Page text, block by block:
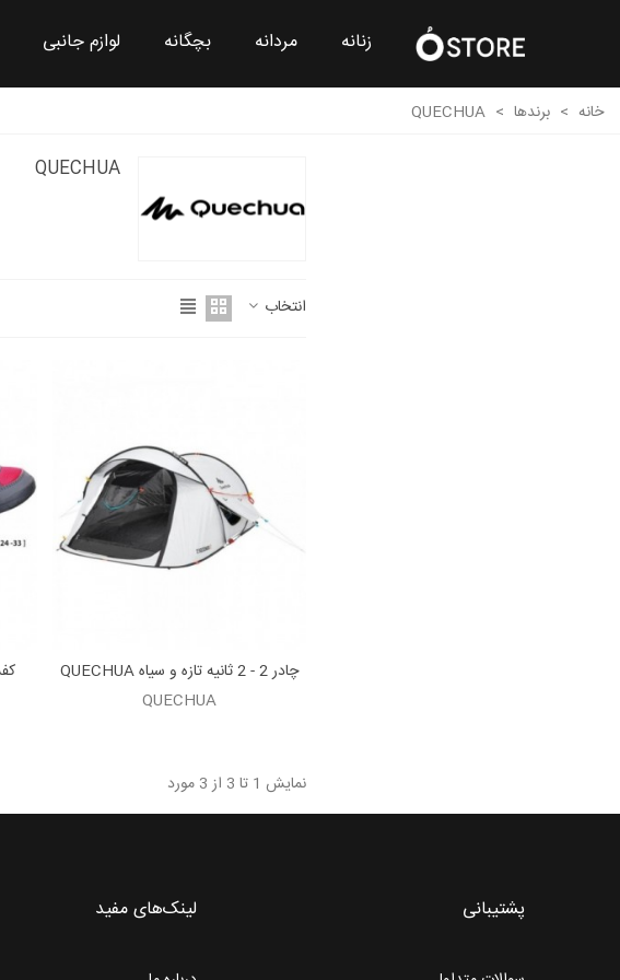
زنانه مردانه بچگانه لوازم جانبی
خانه > برندها >
QUECHUA
QUECHUA
انتخاب
چادر 2 - 2 ثانیه تازه و سیاه QUECHUA
QUECHUA
نمایش 1 تا 3 از 3 مورد
پشتیبانی لینک‌های مفید